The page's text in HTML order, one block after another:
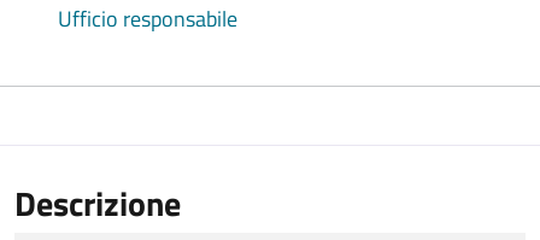
Ufficio responsabile
Descrizione